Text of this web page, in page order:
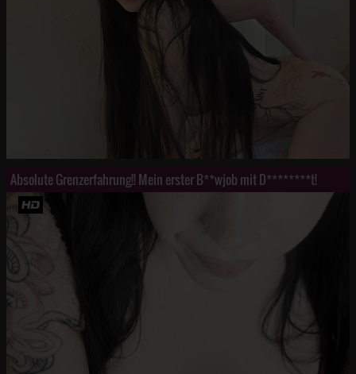
Absolute Grenzerfahrung!! Mein erster B**wjob mit D********t!